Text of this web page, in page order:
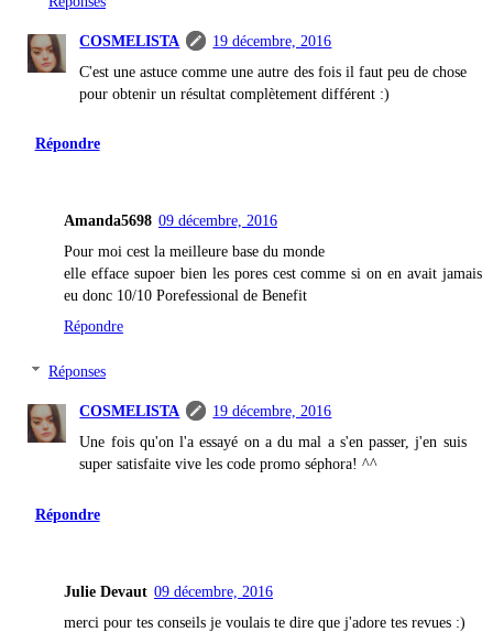
COSMELISTA
19 décembre, 2016
C'est une astuce comme une autre des fois il faut peu de chose
pour obtenir un résultat complètement différent :)
Répondre
Amanda5698 09 décembre, 2016
Pour moi cest la meilleure base du monde
elle efface supoer bien les pores cest comme si on en avait jamais
eu donc 10/10 Porefessional de Benefit
Répondre
Réponses
COSMELISTA
19 décembre, 2016
Une fois qu'on l'a essayé on a du mal a s'en passer, j'en suis
super satisfaite vive les code promo séphora! ^^
Répondre
Julie Devaut 09 décembre, 2016
merci pour tes conseils je voulais te dire que j'adore tes revues :)